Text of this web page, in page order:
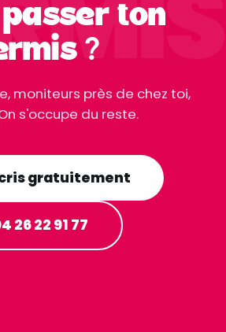
ton
?
moniteurs près de chez toi,
s'occupe du reste.
gratuitement
26 22 91 77